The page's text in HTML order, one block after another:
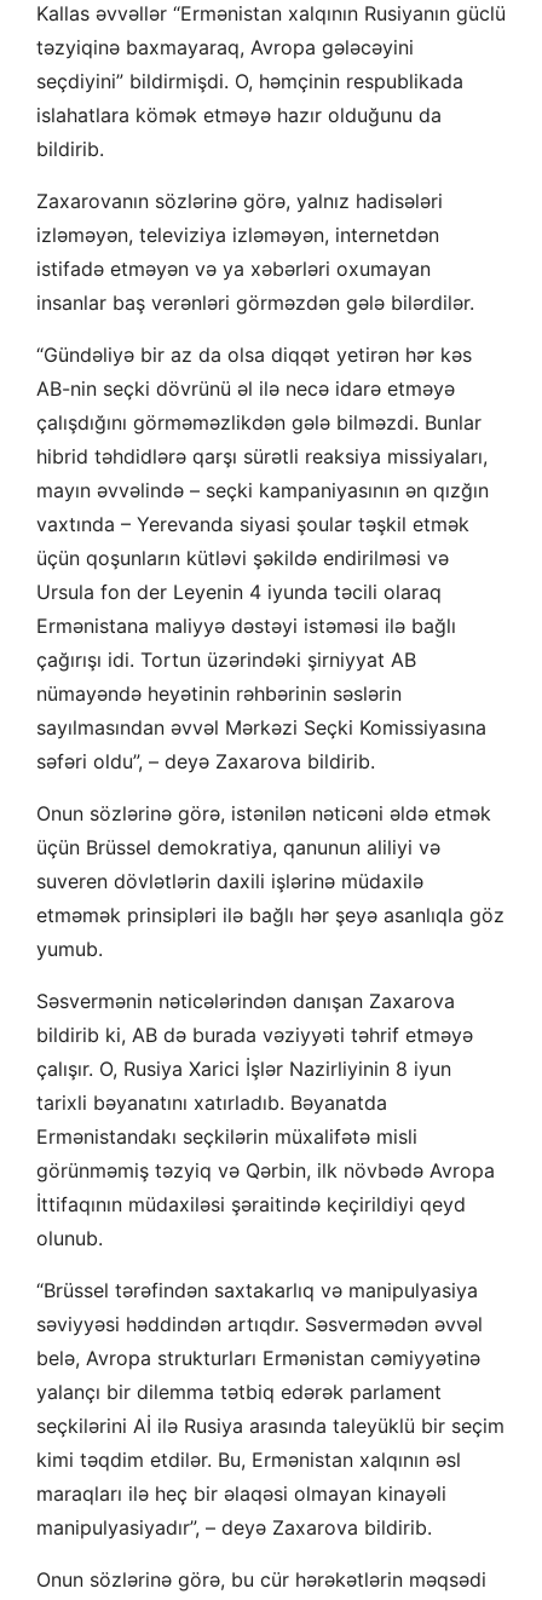
Kallas əvvəllər “Ermənistan xalqının Rusiyanın güclü
təzyiqinə baxmayaraq, Avropa gələcəyini
seçdiyini” bildirmişdi. O, həmçinin respublikada
islahatlara kömək etməyə hazır olduğunu da
bildirib.
Zaxarovanın sözlərinə görə, yalnız hadisələri
izləməyən, televiziya izləməyən, internetdən
istifadə etməyən və ya xəbərləri oxumayan
insanlar baş verənləri görməzdən gələ bilərdilər.
“Gündəliyə bir az da olsa diqqət yetirən hər kəs
AB-nin seçki dövrünü əl ilə necə idarə etməyə
çalışdığını görməməzlikdən gələ bilməzdi. Bunlar
hibrid təhdidlərə qarşı sürətli reaksiya missiyaları,
mayın əvvəlində – seçki kampaniyasının ən qızğın
vaxtında – Yerevanda siyasi şoular təşkil etmək
üçün qoşunların kütləvi şəkildə endirilməsi və
Ursula fon der Leyenin 4 iyunda təcili olaraq
Ermənistana maliyyə dəstəyi istəməsi ilə bağlı
çağırışı idi. Tortun üzərindəki şirniyyat AB
nümayəndə heyətinin rəhbərinin səslərin
sayılmasından əvvəl Mərkəzi Seçki Komissiyasına
səfəri oldu”, – deyə Zaxarova bildirib.
Onun sözlərinə görə, istənilən nəticəni əldə etmək
üçün Brüssel demokratiya, qanunun aliliyi və
suveren dövlətlərin daxili işlərinə müdaxilə
etməmək prinsipləri ilə bağlı hər şeyə asanlıqla göz
yumub.
Səsvermənin nəticələrindən danışan Zaxarova
bildirib ki, AB də burada vəziyyəti təhrif etməyə
çalışır. O, Rusiya Xarici İşlər Nazirliyinin 8 iyun
tarixli bəyanatını xatırladıb. Bəyanatda
Ermənistandakı seçkilərin müxalifətə misli
görünməmiş təzyiq və Qərbin, ilk növbədə Avropa
İttifaqının müdaxiləsi şəraitində keçirildiyi qeyd
olunub.
“Brüssel tərəfindən saxtakarlıq və manipulyasiya
səviyyəsi həddindən artıqdır. Səsvermədən əvvəl
belə, Avropa strukturları Ermənistan cəmiyyətinə
yalançı bir dilemma tətbiq edərək parlament
seçkilərini Aİ ilə Rusiya arasında taleyüklü bir seçim
kimi təqdim etdilər. Bu, Ermənistan xalqının əsl
maraqları ilə heç bir əlaqəsi olmayan kinayəli
manipulyasiyadır”, – deyə Zaxarova bildirib.
Onun sözlərinə görə, bu cür hərəkətlərin məqsədi